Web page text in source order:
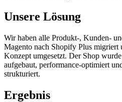
Unsere Lösung
Wir haben alle Produkt-, Kunden-
Magento nach Shopify Plus migriert
Konzept umgesetzt. Der Shop
aufgebaut, performance-optimiert
strukturiert.
Ergebnis